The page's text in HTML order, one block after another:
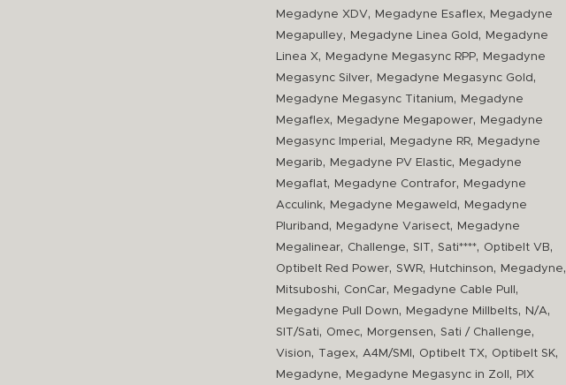
Megadyne XDV, Megadyne Esaflex,
Megadyne
Megapulley, Megadyne Linea Gold ,
Megadyne
Linea X, Megadyne Megasync RPP,
Megadyne
Megasync Silver, Megadyne Megasync Gold ,
Megadyne Megasync Titanium,
Megadyne
Megaflex, Megadyne Megapower,
Megadyne
Megasync Imperial , Megadyne RR,
Megadyne
Megarib, Megadyne PV Elastic,
Megadyne
Megaflat, Megadyne Contrafor,
Megadyne
Acculink, Megadyne Megaweld ,
Megadyne
Pluriband , Megadyne Varisect,
Megadyne
Megalinear, Challenge, SIT, Sati****, Optibelt VB,
Optibelt Red Power, SWR, Hutchinson, Megadyne,
Mitsuboshi, ConCar, Megadyne Cable Pull ,
Megadyne Pull Down, Megadyne Millbelts, N/A,
SIT/Sati, Omec, Morgensen, Sati / Challenge,
Vision, Tagex, A4M/SMI , Optibelt TX, Optibelt SK,
Megadyne, Megadyne Megasync in Zoll , PIX